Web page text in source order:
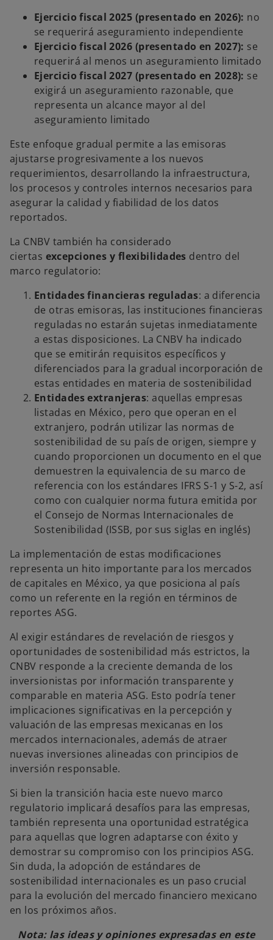
Ejercicio fiscal 2025 (presentado en 2026): no
se requerirá aseguramiento independiente
Ejercicio fiscal 2026 (presentado en 2027): se
requerirá al menos un aseguramiento limitado
Ejercicio fiscal 2027 (presentado en 2028): se
exigirá un aseguramiento razonable, que
representa un alcance mayor al del
aseguramiento limitado
Este enfoque gradual permite a las emisoras
ajustarse progresivamente a los nuevos
requerimientos, desarrollando la infraestructura,
los procesos y controles internos necesarios para
asegurar la calidad y fiabilidad de los datos
reportados.
La CNBV también ha considerado
ciertas excepciones y flexibilidades dentro del
marco regulatorio:
Entidades financieras reguladas: a diferencia
de otras emisoras, las instituciones financieras
reguladas no estarán sujetas inmediatamente
a estas disposiciones. La CNBV ha indicado
que se emitirán requisitos específicos y
diferenciados para la gradual incorporación de
estas entidades en materia de sostenibilidad
Entidades extranjeras: aquellas empresas
listadas en México, pero que operan en el
extranjero, podrán utilizar las normas de
sostenibilidad de su país de origen, siempre y
cuando proporcionen un documento en el que
demuestren la equivalencia de su marco de
referencia con los estándares IFRS S-1 y S-2, así
como con cualquier norma futura emitida por
el Consejo de Normas Internacionales de
Sostenibilidad (ISSB, por sus siglas en inglés)
La implementación de estas modificaciones
representa un hito importante para los mercados
de capitales en México, ya que posiciona al país
como un referente en la región en términos de
reportes ASG.
Al exigir estándares de revelación de riesgos y
oportunidades de sostenibilidad más estrictos, la
CNBV responde a la creciente demanda de los
inversionistas por información transparente y
comparable en materia ASG. Esto podría tener
implicaciones significativas en la percepción y
valuación de las empresas mexicanas en los
mercados internacionales, además de atraer
nuevas inversiones alineadas con principios de
inversión responsable.
Si bien la transición hacia este nuevo marco
regulatorio implicará desafíos para las empresas,
también representa una oportunidad estratégica
para aquellas que logren adaptarse con éxito y
demostrar su compromiso con los principios ASG.
Sin duda, la adopción de estándares de
sostenibilidad internacionales es un paso crucial
para la evolución del mercado financiero mexicano
en los próximos años.
Nota: las ideas y opiniones expresadas en este